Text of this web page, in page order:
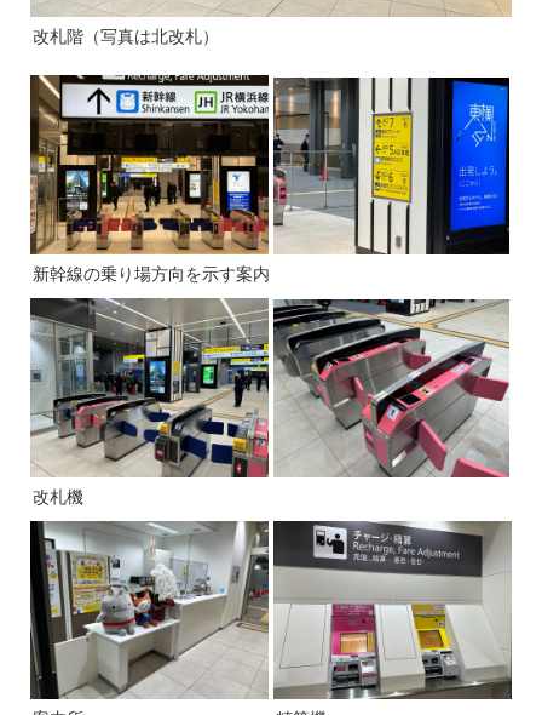
改札階（写真は北改札）
新幹線の乗り場方向を示す案内
改札機